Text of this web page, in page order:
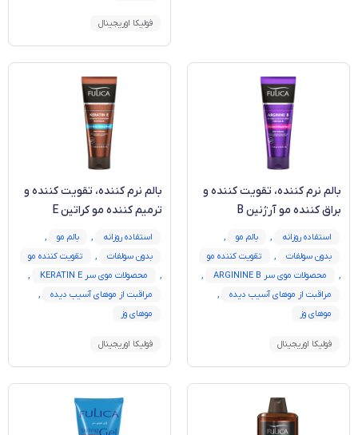
فولیکا اوریجینال
بالم نرم کننده، تقویت کننده و
براق کننده مو آرژنین B
استفاده روزانه , بالم مو
,
بدون سولفات
,
تقویت کننده مو
,
محصولات موی سر ARGININE B
,
مراقبت از موهای آسیب دیده
,
موهای وز
فولیکا اوریجینال
بالم نرم کننده، تقویت کننده و
ترمیم کننده مو کراتین E
استفاده روزانه , بالم مو
,
بدون سولفات
,
تقویت کننده مو
,
محصولات موی سر KERATIN E
,
مراقبت از موهای آسیب دیده
,
موهای وز
فولیکا اوریجینال